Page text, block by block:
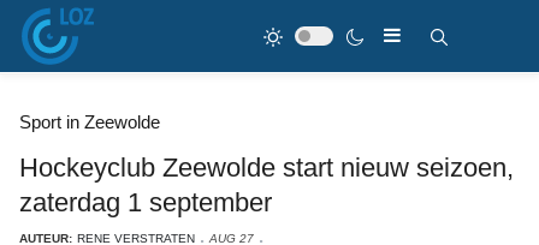
Sport in Zeewolde
Hockeyclub Zeewolde start nieuw seizoen,
zaterdag 1 september
AUTEUR: RENE VERSTRATEN
AUG 27